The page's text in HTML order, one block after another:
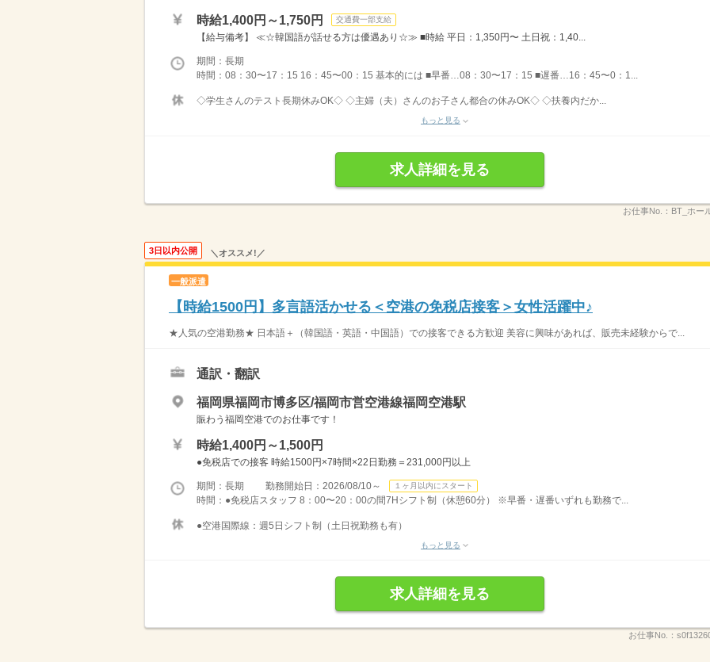
時給1,400円～1,750円 交通費一部支給
【給与備考】 ≪☆韓国語が話せる方は優遇あり☆≫ ■時給 平日：1,350円〜 土日祝：1,40...
期間：長期
時間：08：30〜17：15 16：45〜00：15 基本的には ■早番…08：30〜17：15 ■遅番…16：45〜0：1...
◇学生さんのテスト長期休みOK◇ ◇主婦（夫）さんのお子さん都合の休みOK◇ ◇扶養内だか...
もっと見る
求人詳細を見る
お仕事No.： BT_ホー
3日以内公開 ＼オススメ!／
一般派遣
【時給1500円】多言語活かせる＜空港の免税店接客＞女性活躍中♪
★人気の空港勤務★ 日本語＋（韓国語・英語・中国語）での接客できる方歓迎 美容に興味があれば、販売未経験からで...
通訳・翻訳
福岡県福岡市博多区/福岡市営空港線福岡空港駅
賑わう福岡空港でのお仕事です！
時給1,400円～1,500円
●免税店での接客 時給1500円×7時間×22日勤務＝231,000円以上
期間：長期 勤務開始日：2026/08/10～ １ヶ月以内にスタート
時間：●免税店スタッフ 8：00〜20：00の間7Hシフト制（休憩60分） ※早番・遅番いずれも勤務で...
●空港国際線：週5日シフト制（土日祝勤務も有）
もっと見る
求人詳細を見る
お仕事No.：